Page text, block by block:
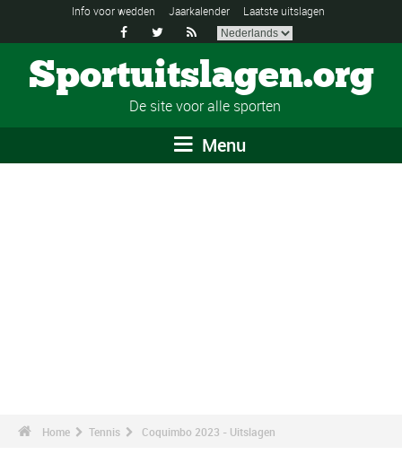
Info voor wedden Jaarkalender Laatste uitslagen
  
Sportuitslagen.org
De site voor alle sporten
Menu
Home Tennis Coquimbo 2023 - Uitslagen